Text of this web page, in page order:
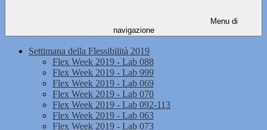
Menu di
navigazione
Settimana della Flessibilità 2019
Flex Week 2019 - Lab 088
Flex Week 2019 - Lab 999
Flex Week 2019 - Lab 069
Flex Week 2019 - Lab 070
Flex Week 2019 - Lab 092-113
Flex Week 2019 - Lab 063
Flex Week 2019 - Lab 073